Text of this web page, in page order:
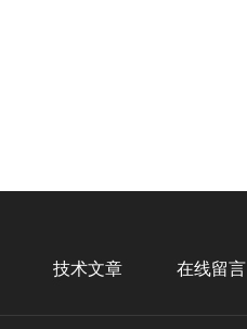
技术文章 在线留言